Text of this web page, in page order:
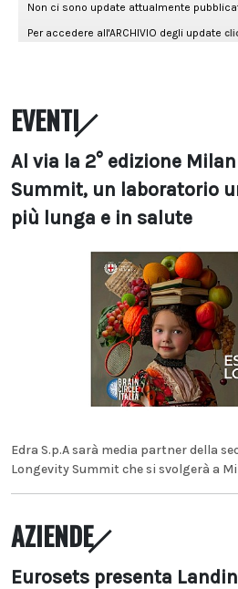
EVENTI
Al via la 2° edizione
Summit, un laboratorio
più lunga e in salute
Edra S.p.A sarà media partner della
Longevity Summit che si svolgerà a
AZIENDE
Eurosets presenta